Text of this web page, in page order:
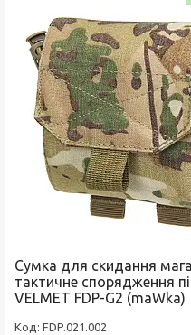
Сумка для скидання
тактичне спорядження
VELMET FDP-G2 (maWka)
FDP.021.002